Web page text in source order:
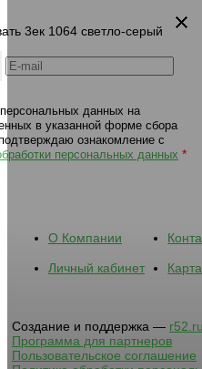
3ек 1064 светло-серый
данных на
в указанной форме сбора
ознакомление с
персональных данных *
О Компании
Личный кабинет
Создание и поддержка — r52.ru
Программа для партнеров
Пользовательское соглашение